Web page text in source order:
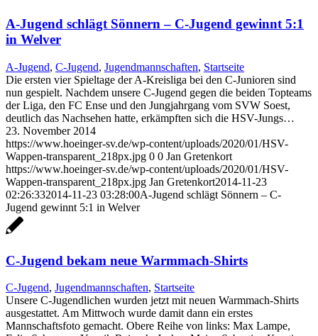
A-Jugend schlägt Sönnern – C-Jugend gewinnt 5:1
in Welver
A-Jugend, C-Jugend, Jugendmannschaften, Startseite
Die ersten vier Spieltage der A-Kreisliga bei den C-Junioren sind
nun gespielt. Nachdem unsere C-Jugend gegen die beiden Topteams
der Liga, den FC Ense und den Jungjahrgang vom SVW Soest,
deutlich das Nachsehen hatte, erkämpften sich die HSV-Jungs…
23. November 2014
https://www.hoeinger-sv.de/wp-content/uploads/2020/01/HSV-
Wappen-transparent_218px.jpg 0 0 Jan Gretenkort
https://www.hoeinger-sv.de/wp-content/uploads/2020/01/HSV-
Wappen-transparent_218px.jpg Jan Gretenkort2014-11-23
02:26:332014-11-23 03:28:00A-Jugend schlägt Sönnern – C-
Jugend gewinnt 5:1 in Welver
C-Jugend bekam neue Warmmach-Shirts
C-Jugend, Jugendmannschaften, Startseite
Unsere C-Jugendlichen wurden jetzt mit neuen Warmmach-Shirts
ausgestattet. Am Mittwoch wurde damit dann ein erstes
Mannschaftsfoto gemacht. Obere Reihe von links: Max Lampe,